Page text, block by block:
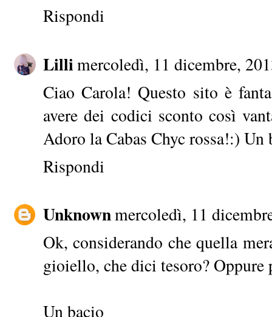
Rispondi
Lillimercoledì, 11 dicembre,
Ciao Carola! Questo sito è
avere dei codici sconto così
Adoro la Cabas Chyc rossa!:)
Rispondi
Unknownmercoledì, 11
Ok, considerando che quella
gioiello, che dici tesoro? Oppure
Un bacio